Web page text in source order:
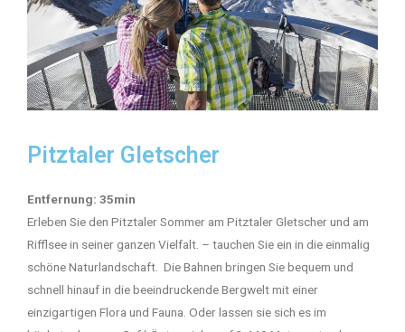
Pitztaler Gletscher
Entfernung: 35min
Erleben Sie den Pitztaler Sommer am Pitztaler Gletscher und am
Rifflsee in seiner ganzen Vielfalt. – tauchen Sie ein in die einmalig
schöne Naturlandschaft. Die Bahnen bringen Sie bequem und
schnell hinauf in die beeindruckende Bergwelt mit einer
einzigartigen Flora und Fauna. Oder lassen sie sich es im